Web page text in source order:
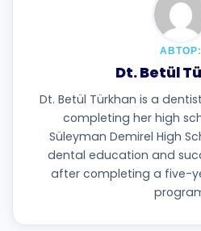
АВТОР:
Dt. Betül
Dt. Betül Türkhan is a
completing her high
Süleyman Demirel High
dental education and
after completing a five-